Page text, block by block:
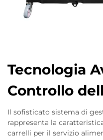
Tecnologia
Controllo
Il sofisticato sistema di
rappresenta la
carrelli per il servizio